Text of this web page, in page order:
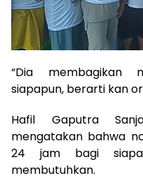
“Dia membagikan
siapapun, berarti kan
Hafil Gaputra
mengatakan bahwa
24 jam bagi
membutuhkan.